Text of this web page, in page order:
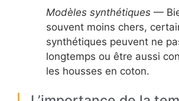
Modèles synthétiques —
souvent moins chers,
synthétiques peuvent ne
longtemps ou être aussi
les housses en coton.